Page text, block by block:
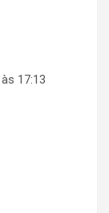
17:13